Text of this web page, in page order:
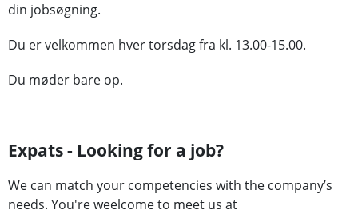
din jobsøgning.
Du er velkommen hver torsdag fra kl. 13.00-15.00.
Du møder bare op.
Expats - Looking for a job?
We can match your competencies with the company’s
needs. You're weelcome to meet us at